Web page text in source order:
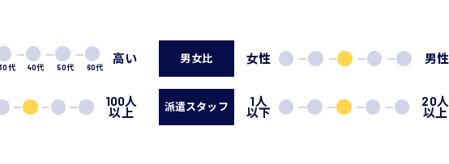
代 40代 50代 60代
高い 男女比 女性 男性
100人
以上 派遣スタッフ 1人
以下
20人
以上